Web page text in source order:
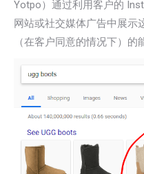
Yotpo）通过利用客户的
网站或社交媒体广告中展示
（在客户同意的情况下）的